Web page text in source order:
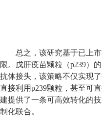
总之，该研究基于已上
限。戊肝疫苗颗粒（p239）
抗体接头，该策略不仅实现
直接利用p239颗粒，甚至可
建提供了一条可高效转化的
制化联合。